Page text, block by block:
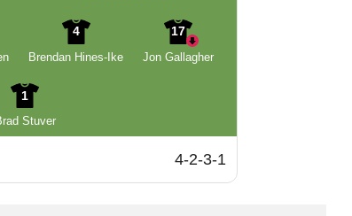
4
Brendan Hines-Ike
17
Jon Gallagher
1
Stuver
4-2-3-1